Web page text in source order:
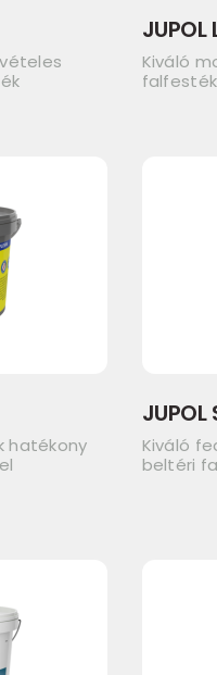
Kiváló
falfesték
hatékony
JUPOL
Kiváló
beltéri